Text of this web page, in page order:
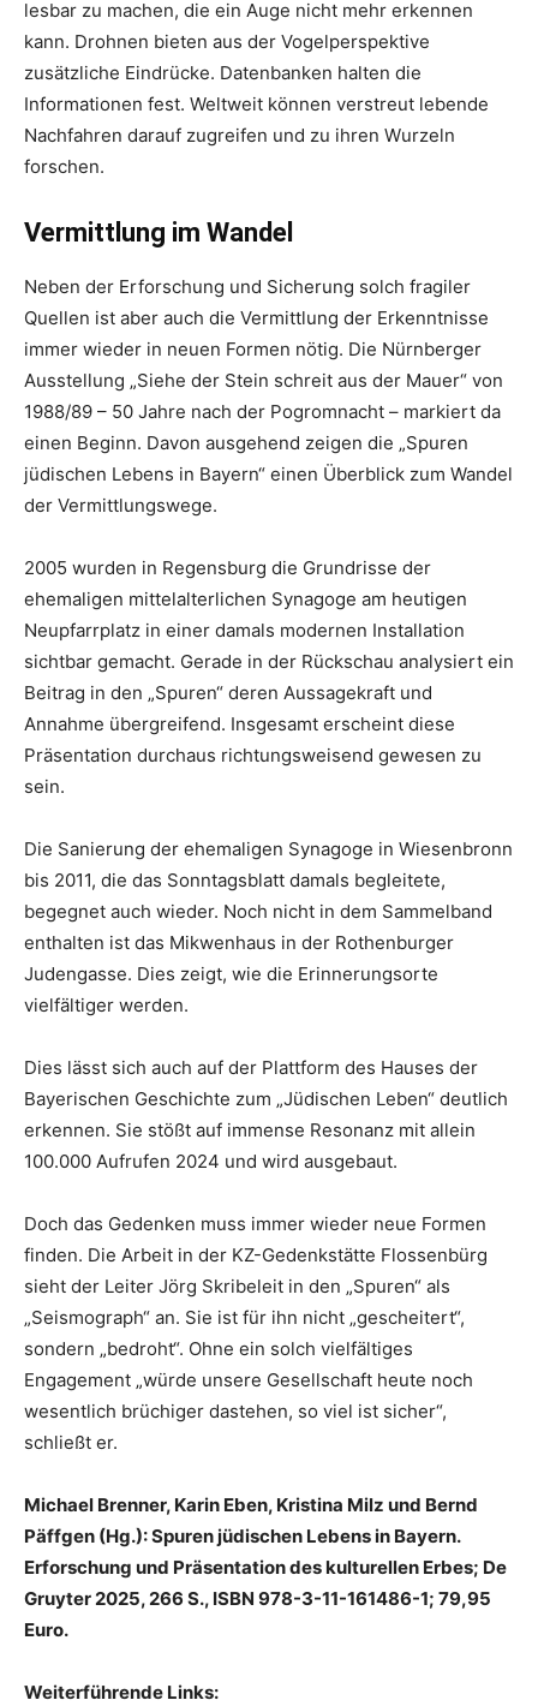
lesbar zu machen, die ein Auge nicht mehr erkennen
kann. Drohnen bieten aus der Vogelperspektive
zusätzliche Eindrücke. Datenbanken halten die
Informationen fest. Weltweit können verstreut lebende
Nachfahren darauf zugreifen und zu ihren Wurzeln
forschen.
Vermittlung im Wandel
Neben der Erforschung und Sicherung solch fragiler
Quellen ist aber auch die Vermittlung der Erkenntnisse
immer wieder in neuen Formen nötig. Die Nürnberger
Ausstellung „Siehe der Stein schreit aus der Mauer“ von
1988/89 – 50 Jahre nach der Pogromnacht – markiert da
einen Beginn. Davon ausgehend zeigen die „Spuren
jüdischen Lebens in Bayern“ einen Überblick zum Wandel
der Vermittlungswege.
2005 wurden in Regensburg die Grundrisse der
ehemaligen mittelalterlichen Synagoge am heutigen
Neupfarrplatz in einer damals modernen Installation
sichtbar gemacht. Gerade in der Rückschau analysiert ein
Beitrag in den „Spuren“ deren Aussagekraft und
Annahme übergreifend. Insgesamt erscheint diese
Präsentation durchaus richtungsweisend gewesen zu
sein.
Die Sanierung der ehemaligen Synagoge in Wiesenbronn
bis 2011, die das Sonntagsblatt damals begleitete,
begegnet auch wieder. Noch nicht in dem Sammelband
enthalten ist das Mikwenhaus in der Rothenburger
Judengasse. Dies zeigt, wie die Erinnerungsorte
vielfältiger werden.
Dies lässt sich auch auf der Plattform des Hauses der
Bayerischen Geschichte zum „Jüdischen Leben“ deutlich
erkennen. Sie stößt auf immense Resonanz mit allein
100.000 Aufrufen 2024 und wird ausgebaut.
Doch das Gedenken muss immer wieder neue Formen
finden. Die Arbeit in der KZ-Gedenkstätte Flossenbürg
sieht der Leiter Jörg Skribeleit in den „Spuren“ als
„Seismograph“ an. Sie ist für ihn nicht „gescheitert“,
sondern „bedroht“. Ohne ein solch vielfältiges
Engagement „würde unsere Gesellschaft heute noch
wesentlich brüchiger dastehen, so viel ist sicher“,
schließt er.
Michael Brenner, Karin Eben, Kristina Milz und Bernd
Päffgen (Hg.): Spuren jüdischen Lebens in Bayern.
Erforschung und Präsentation des kulturellen Erbes; De
Gruyter 2025, 266 S., ISBN 978-3-11-161486-1; 79,95
Euro.
Weiterführende Links: